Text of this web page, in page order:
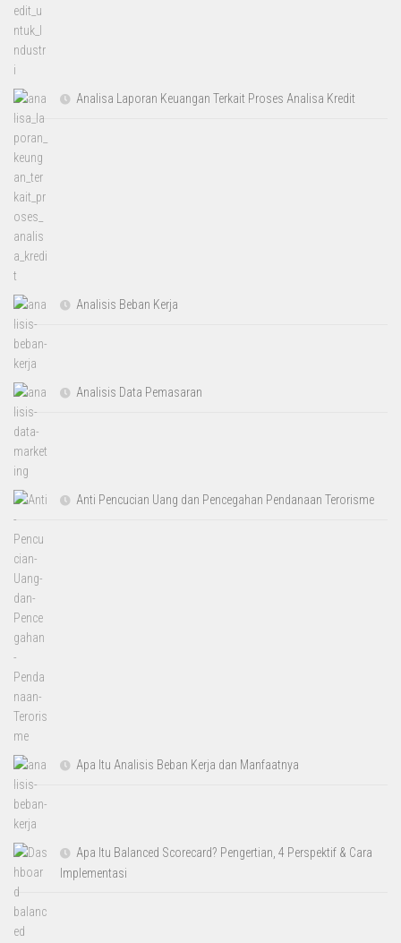
Analisa Laporan Keuangan Terkait Proses Analisa Kredit
Analisis Beban Kerja
Analisis Data Pemasaran
Anti Pencucian Uang dan Pencegahan Pendanaan Terorisme
Apa Itu Analisis Beban Kerja dan Manfaatnya
Apa Itu Balanced Scorecard? Pengertian, 4 Perspektif & Cara
Implementasi